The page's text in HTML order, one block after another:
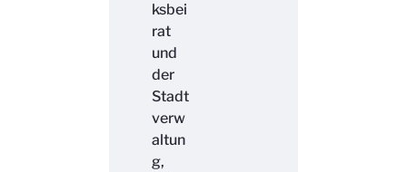
ksbei
rat
und
der
Stadt
verw
altun
g,